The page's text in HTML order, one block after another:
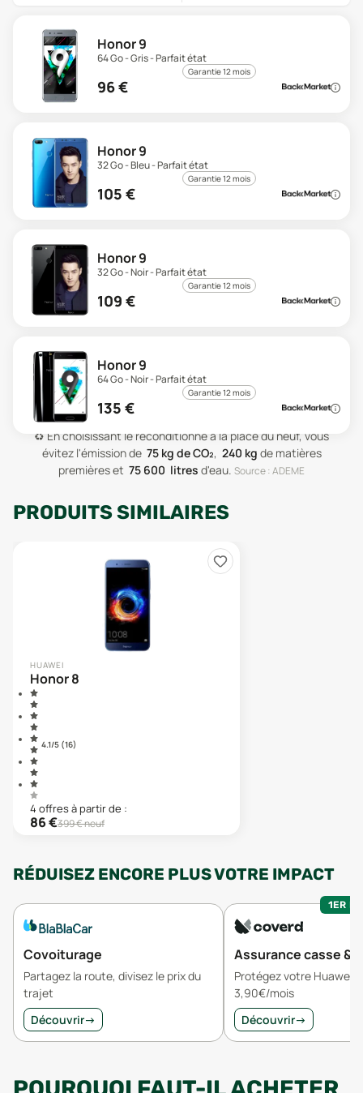
Honor 9
64 Go - Gris - Parfait état
Garantie 12 mois
96€
Honor 9
32 Go - Bleu - Parfait état
Garantie 12 mois
105 €
Honor 9
32 Go - Noir - Parfait état
Garantie 12 mois
109 €
Honor 9
64 Go - Noir - Parfait état
Garantie 12 mois
135 €
♻️ En choisissant le reconditionné à la place du neuf, vous
évitez l'émission de 75 kg de CO₂, 240 kg de matières
premièreset 75 600 litres d'eau. Source : ADEME
PRODUITS SIMILAIRES
HUAWEI
Honor 8
4.1/5 (16)
4 offresà partir de :
86€399€ neuf
RÉDUISEZ ENCORE PLUS VOTRE IMPACT
Covoiturage
Partagez la route, divisez le prix du
trajet
Découvrir→
1ER
Assurance casse &
Protégez votre Huawei
3,90€/mois
Découvrir→